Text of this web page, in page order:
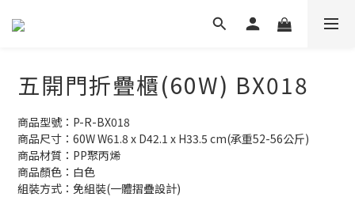
五開門折疊櫃(60W) BX018
商品型號：P-R-BX018
商品尺寸：60W W61.8 x D42.1 x H33.5 cm(承重52-56公斤)
商品材質：PP聚丙烯
商品顏色：白色
組裝方式：免組裝(一體摺疊設計)